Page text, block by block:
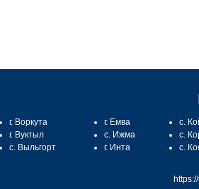
г. Воркута
г. Вуктыл
с. Выльгорт
г. Емва
с. Ижма
г. Инта
с.
с.
с.